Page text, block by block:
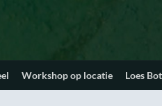
Workshop op locatie Loes